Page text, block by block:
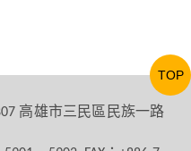
高雄市三民區民族一路
TOP